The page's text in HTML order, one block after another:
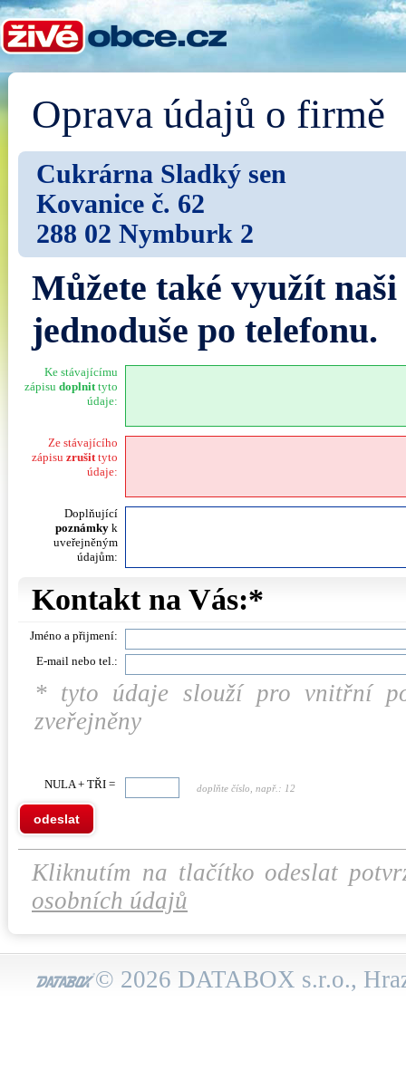
Oprava údajů o firmě
Cukrárna Sladký sen
Kovanice č. 62
288 02 Nymburk 2
Můžete také využít
jednoduše po telefonu.
Ke stávajícímu
zápisu doplnittyto
údaje:
Ze stávajícího
zápisu zrušittyto
údaje:
Doplňující
poznámky k
uveřejněným
údajům:
Kontakt na Vás:*
Jméno a přijmení:
E-mail nebo tel.:
* tyto údaje slouží pro vnitřní
zveřejněny
NULA + TŘI = doplňte číslo, např.: 12
odeslat
Kliknutím na tlačítko odeslat
osobních údajů
© 2026 DATABOX s.r.o.,